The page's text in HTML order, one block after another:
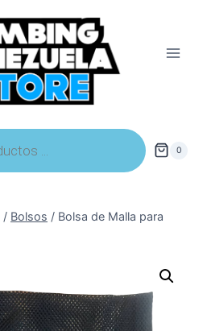
0
/ Bolsos / Bolsa de Malla para